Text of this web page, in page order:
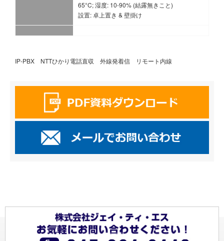
65°C; 湿度: 10-90% (結露無きこと)
設置: 卓上置き & 壁掛け
IP-PBX NTTひかり電話直収 外線発着信 リモート内線